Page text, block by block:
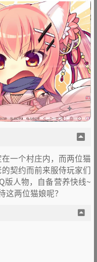
在一个村庄内，而两位猫
契约而前来服侍玩家们
版人物，自备营养快线~
两位猫娘呢？